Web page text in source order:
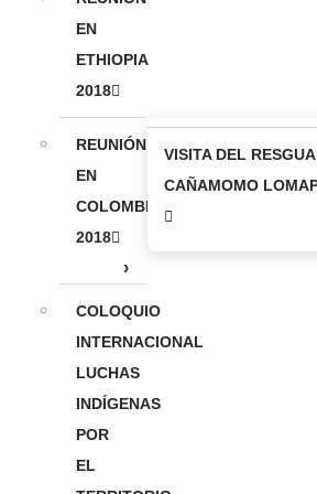
EN
ETHIOPIA
2018
REUNIÓN
EN
COLOMBIA
2018
VISITA DEL
CAÑAMOMO
COLOQUIO
INTERNACIONAL
LUCHAS
INDÍGENAS
POR
EL